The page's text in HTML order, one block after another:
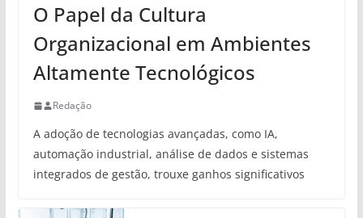
O Papel da Cultura
Organizacional em Ambientes
Altamente Tecnológicos
Redação
A adoção de tecnologias avançadas, como IA,
automação industrial, análise de dados e sistemas
integrados de gestão, trouxe ganhos significativos